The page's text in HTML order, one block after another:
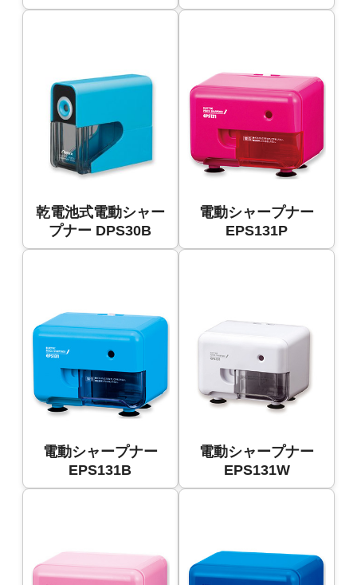
乾電池式電動シャー
プナー DPS30B
電動シャープナー
EPS131P
電動シャープナー
EPS131B
電動シャープナー
EPS131W